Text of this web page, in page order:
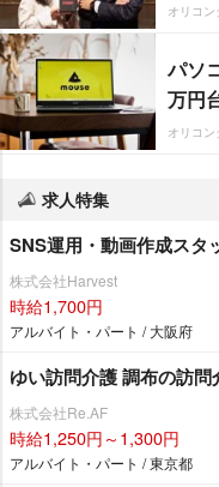
オリコ
パソ
万円
オリコ
求人特集
SNS運用・動画作成スタ
株式会社Harvest
時給1,700円
アルバイト・パート / 大阪府
ゆい訪問介護 調布の訪問
株式会社Re.AF
時給1,250円～1,300円
アルバイト・パート / 東京都